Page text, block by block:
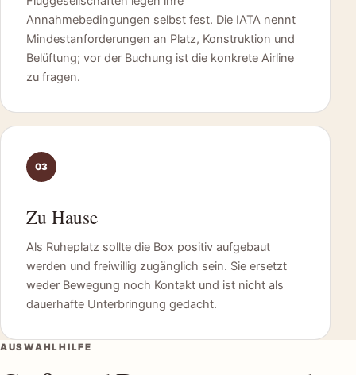
Annahmebedingungen selbst fest. Die IATA nennt
Mindestanforderungen an Platz, Konstruktion und
Belüftung; vor der Buchung ist die konkrete Airline
zu fragen.
03
Zu Hause
Als Ruheplatz sollte die Box positiv aufgebaut
werden und freiwillig zugänglich sein. Sie ersetzt
weder Bewegung noch Kontakt und ist nicht als
dauerhafte Unterbringung gedacht.
AUSWAHLHILFE